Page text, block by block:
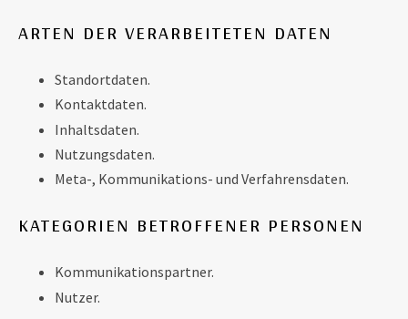
ARTEN DER VERARBEITETEN DATEN
Standortdaten.
Kontaktdaten.
Inhaltsdaten.
Nutzungsdaten.
Meta-, Kommunikations- und Verfahrensdaten.
KATEGORIEN BETROFFENER PERSONEN
Kommunikationspartner.
Nutzer.